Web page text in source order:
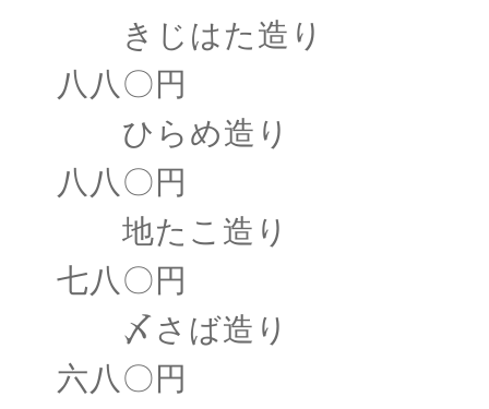
きじはた造り
八八〇円
ひらめ造り
八八〇円
地たこ造り
七八〇円
〆さば造り
六八〇円